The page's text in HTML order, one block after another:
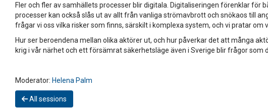
Fler och fler av samhällets processer blir digitala. Digitaliseringen förenklar
processer kan också slås ut av allt från vanliga strömavbrott och snökaos till
frågar vi oss vilka risker som finns, särskilt i komplexa system, och vi pratar
Hur ser beroendena mellan olika aktörer ut, och hur påverkar det att många
krig i vår närhet och ett försämrat säkerhetsläge även i Sverige blir frågor som
Moderator: Helena Palm
All sessions